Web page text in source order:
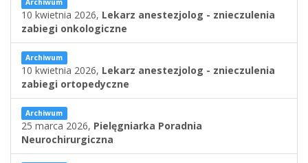
Archiwum
10 kwietnia 2026, Lekarz anestezjolog - znieczulenia
zabiegi onkologiczne
Archiwum
10 kwietnia 2026, Lekarz anestezjolog - znieczulenia
zabiegi ortopedyczne
Archiwum
25 marca 2026, Pielęgniarka Poradnia
Neurochirurgiczna